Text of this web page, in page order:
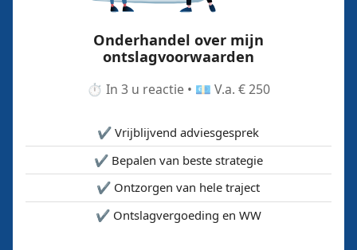
Onderhandel over mijn
ontslagvoorwaarden
⏱️ In 3 u reactie • 💶 V.a. € 250
✔️ Vrijblijvend adviesgesprek
✔️ Bepalen van beste strategie
✔️ Ontzorgen van hele traject
✔️ Ontslagvergoeding en WW